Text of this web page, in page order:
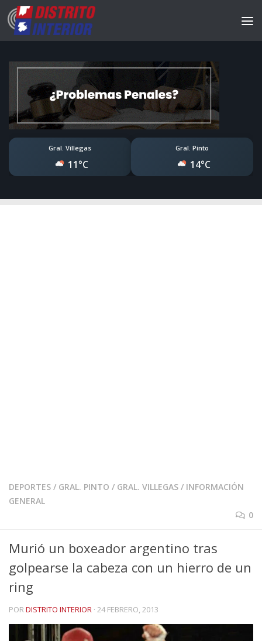
Gral. Villegas
11°C
Gral. Pinto
14°C
DEPORTES / GRAL. PINTO / GRAL. VILLEGAS / INFORMACIÓN
GENERAL
0
Murió un boxeador argentino tras
golpearse la cabeza con un hierro de un
ring
PORDISTRITO INTERIOR · 24 FEBRERO, 2013